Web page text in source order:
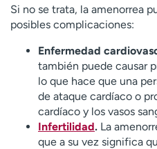
Si no se trata, la amenorrea
posibles complicaciones:
Enfermedad
también puede causar
lo que hace que una
de ataque cardíaco o
cardíaco y los vasos
Infertilidad. La
que a su vez significa